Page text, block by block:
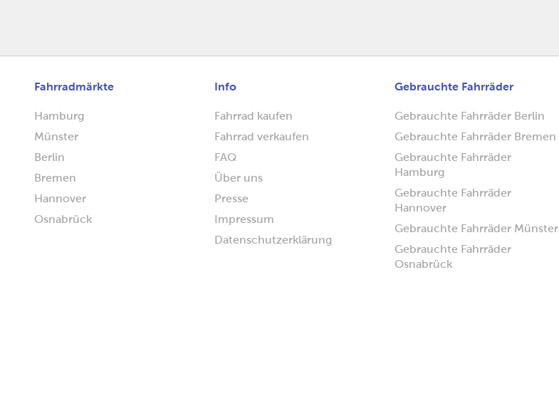
Fahrradmärkte
Hamburg
Münster
Berlin
Bremen
Hannover
Osnabrück
Info
Fahrrad kaufen
Fahrrad verkaufen
FAQ
Über uns
Presse
Impressum
Datenschutzerklärung
Gebrauchte Fahrräder
Gebrauchte Fahrräder Berlin
Gebrauchte Fahrräder Bremen
Gebrauchte Fahrräder
Hamburg
Gebrauchte Fahrräder
Hannover
Gebrauchte Fahrräder Münster
Gebrauchte Fahrräder
Osnabrück